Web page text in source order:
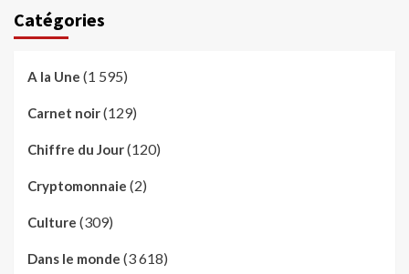
Catégories
A la Une (1 595)
Carnet noir(129)
Chiffre du Jour(120)
Cryptomonnaie (2)
Culture (309)
Dans le monde (3 618)